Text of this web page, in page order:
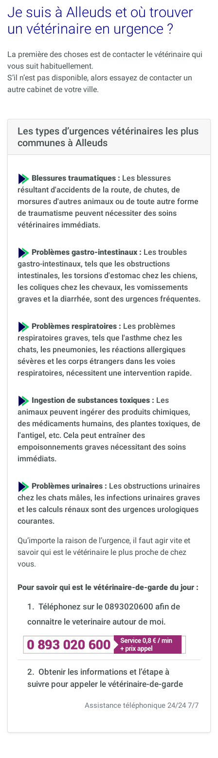
Je suis à Alleuds et où trouver
un vétérinaire en urgence ?
La première des choses est de contacter le vétérinaire qui
vous suit habituellement.
S’il n’est pas disponible, alors essayez de contacter un
autre cabinet de votre ville.
Les types d’urgences vétérinaires les plus
communes à Alleuds
Blessures traumatiques : Les blessures
résultant d'accidents de la route, de chutes, de
morsures d'autres animaux ou de toute autre forme
de traumatisme peuvent nécessiter des soins
vétérinaires immédiats.
Problèmes gastro-intestinaux : Les troubles
gastro-intestinaux, tels que les obstructions
intestinales, les torsions d'estomac chez les chiens,
les coliques chez les chevaux, les vomissements
graves et la diarrhée, sont des urgences fréquentes.
Problèmes respiratoires : Les problèmes
respiratoires graves, tels que l'asthme chez les
chats, les pneumonies, les réactions allergiques
sévères et les corps étrangers dans les voies
respiratoires, nécessitent une intervention rapide.
Ingestion de substances toxiques : Les
animaux peuvent ingérer des produits chimiques,
des médicaments humains, des plantes toxiques, de
l'antigel, etc. Cela peut entraîner des
empoisonnements graves nécessitant des soins
immédiats.
Problèmes urinaires : Les obstructions urinaires
chez les chats mâles, les infections urinaires graves
et les calculs rénaux sont des urgences urologiques
courantes.
Qu’importe la raison de l’urgence, il faut agir vite et
savoir qui est le vétérinaire le plus proche de chez
vous.
Pour savoir qui est le vétérinaire-de-garde du jour :
1. Téléphonez sur le 0893020600 afin de
connaitre le veterinaire autour de moi.
2. Obtenir les informations et l’étape à
suivre pour appeler le vétérinaire-de-garde
Assistance téléphonique 24/24 7/7